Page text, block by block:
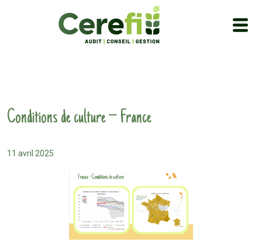
Conditions de culture – France
11 avril 2025